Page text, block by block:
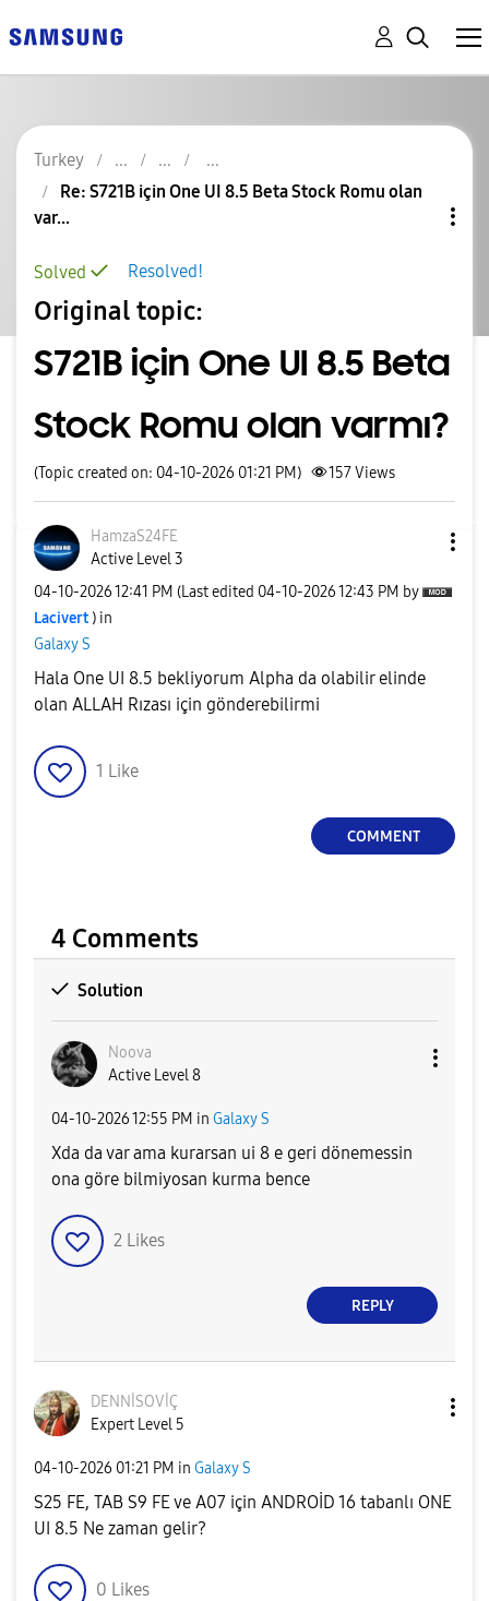
Turkey
Re: S721B için One UI 8.5 Beta Stock Romu olan
var...
Resolved!
Solved
Original topic:
S721B için One UI 8.5 Beta
Stock Romu olan varmı?
(Topic created on: 04-10-2026 01:21 PM) 157Views
HamzaS24FE
Active Level 3
‎04-10-202612:41 PM (Last edited ‎04-10-202612:43 PM by
Lacivert ) in
Galaxy S
Hala One UI 8.5 bekliyorum Alpha da olabilir elinde
olan ALLAH Rızası için gönderebilirmi
1 Like
COMMENT
4 Comments
Solution
Noova
Active Level 8
‎04-10-202612:55 PM in Galaxy S
Xda da var ama kurarsan ui 8 e geri dönemessin
ona göre bilmiyosan kurma bence
2 Likes
REPLY
DENNİSOVİÇ
Expert Level 5
‎04-10-2026 01:21 PM in Galaxy S
S25 FE, TAB S9 FE ve A07 için ANDROİD 16 tabanlı ONE
UI 8.5 Ne zaman gelir?
0 Likes